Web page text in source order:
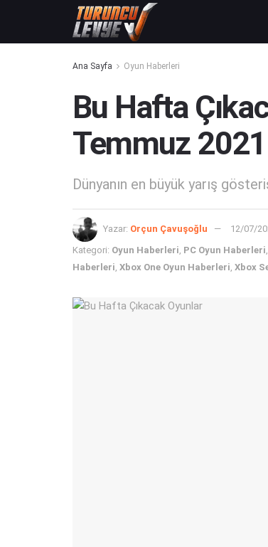
Ana Sayfa Oyun Haberleri
Bu Hafta
Temmuz 2021
Dünyanın en büyük yarış
Yazar: Orçun Çavuşoğlu 12/07/
Kategori: Oyun Haberleri, PC Oyun Haberleri,
Haberleri, Xbox One Oyun Haberleri, Xbox